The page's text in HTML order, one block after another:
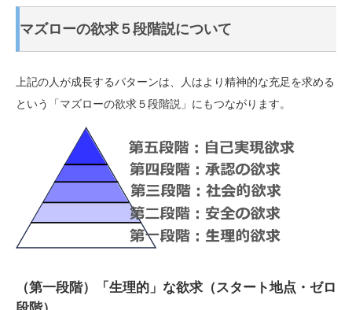
マズローの欲求５段階説について
上記の人が成長するパターンは、人はより精神的な充足を求める
という「マズローの欲求５段階説」にもつながります。
（第一段階）「生理的」な欲求（スタート地点・ゼロ